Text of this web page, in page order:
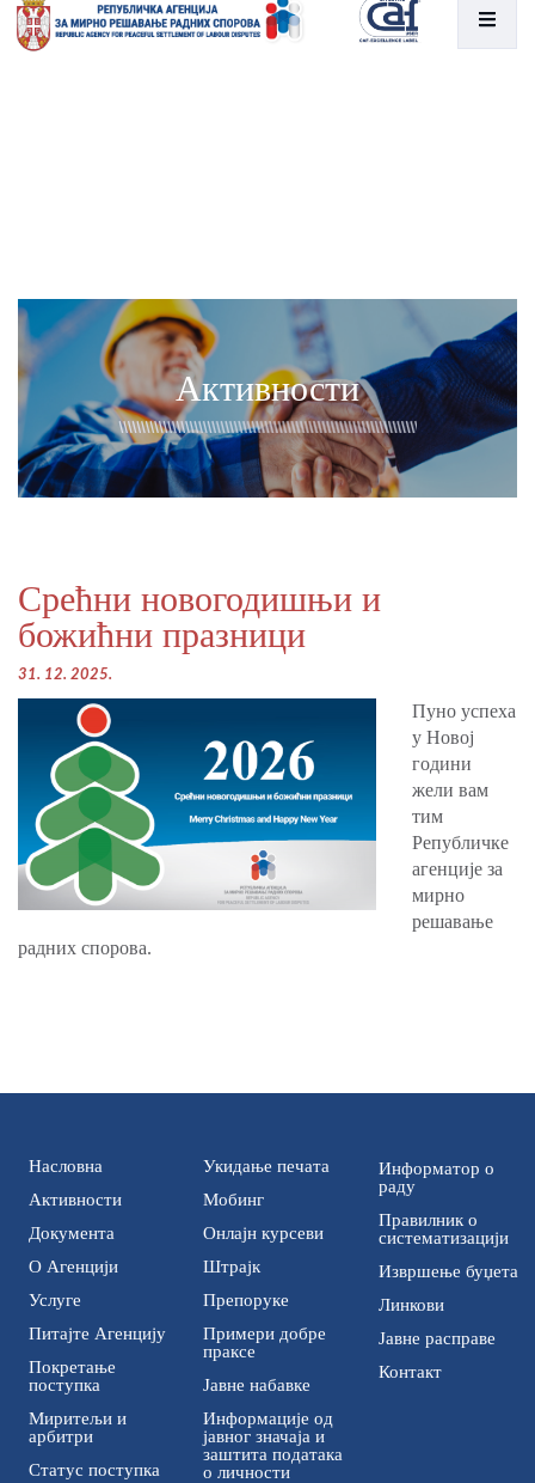
Активности
Срећни новогодишњи и
божићни празници
31. 12. 2025.
Пуно успеха
у Новој
години
жели вам
тим
Републичке
агенције за
мирно
решавање
радних спорова.
Насловна
Активности
Документа
О Агенцији
Услуге
Питајте Агенцију
Покретање
поступка
Миритељи и
арбитри
Статус поступка
Укидање печата
Мобинг
Онлајн курсеви
Штрајк
Препоруке
Примери добре
праксе
Јавне набавке
Информације од
јавног значаја и
заштита података
о личности
Информатор о
раду
Правилник о
систематизацији
Извршење буџета
Линкови
Јавне расправе
Контакт